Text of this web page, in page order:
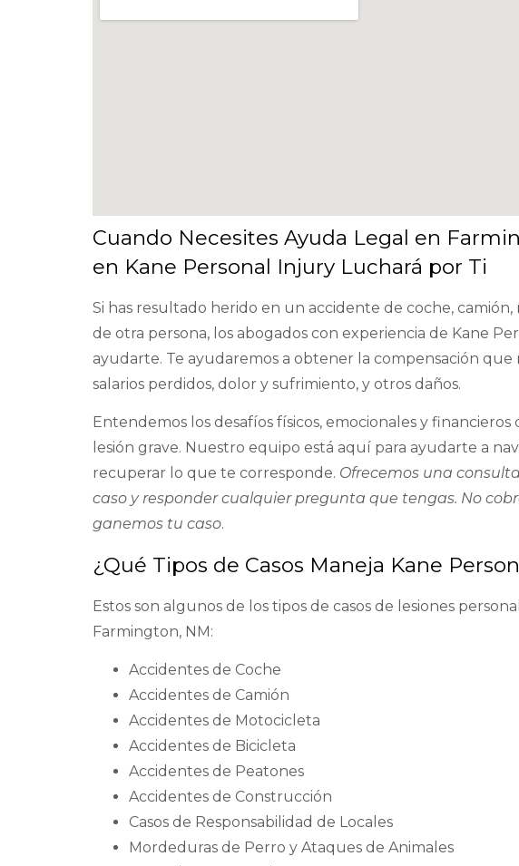
Cuando Necesites Ayuda Legal en
en Kane Personal Injury Luchará por Ti
Si has resultado herido en un accidente de coche,
de otra persona, los abogados con experiencia de Kane
ayudarte. Te ayudaremos a obtener la compensación que
salarios perdidos, dolor y sufrimiento, y otros daños.
Entendemos los desafíos físicos, emocionales y
lesión grave. Nuestro equipo está aquí para ayudarte a
recuperar lo que te corresponde. Ofrecemos una
caso y responder cualquier pregunta que tengas. No
ganemos tu caso.
¿Qué Tipos de Casos Maneja Kane
Estos son algunos de los tipos de casos de lesiones
Farmington, NM:
Accidentes de Coche
Accidentes de Camión
Accidentes de Motocicleta
Accidentes de Bicicleta
Accidentes de Peatones
Accidentes de Construcción
Casos de Responsabilidad de Locales
Mordeduras de Perro y Ataques de Animales